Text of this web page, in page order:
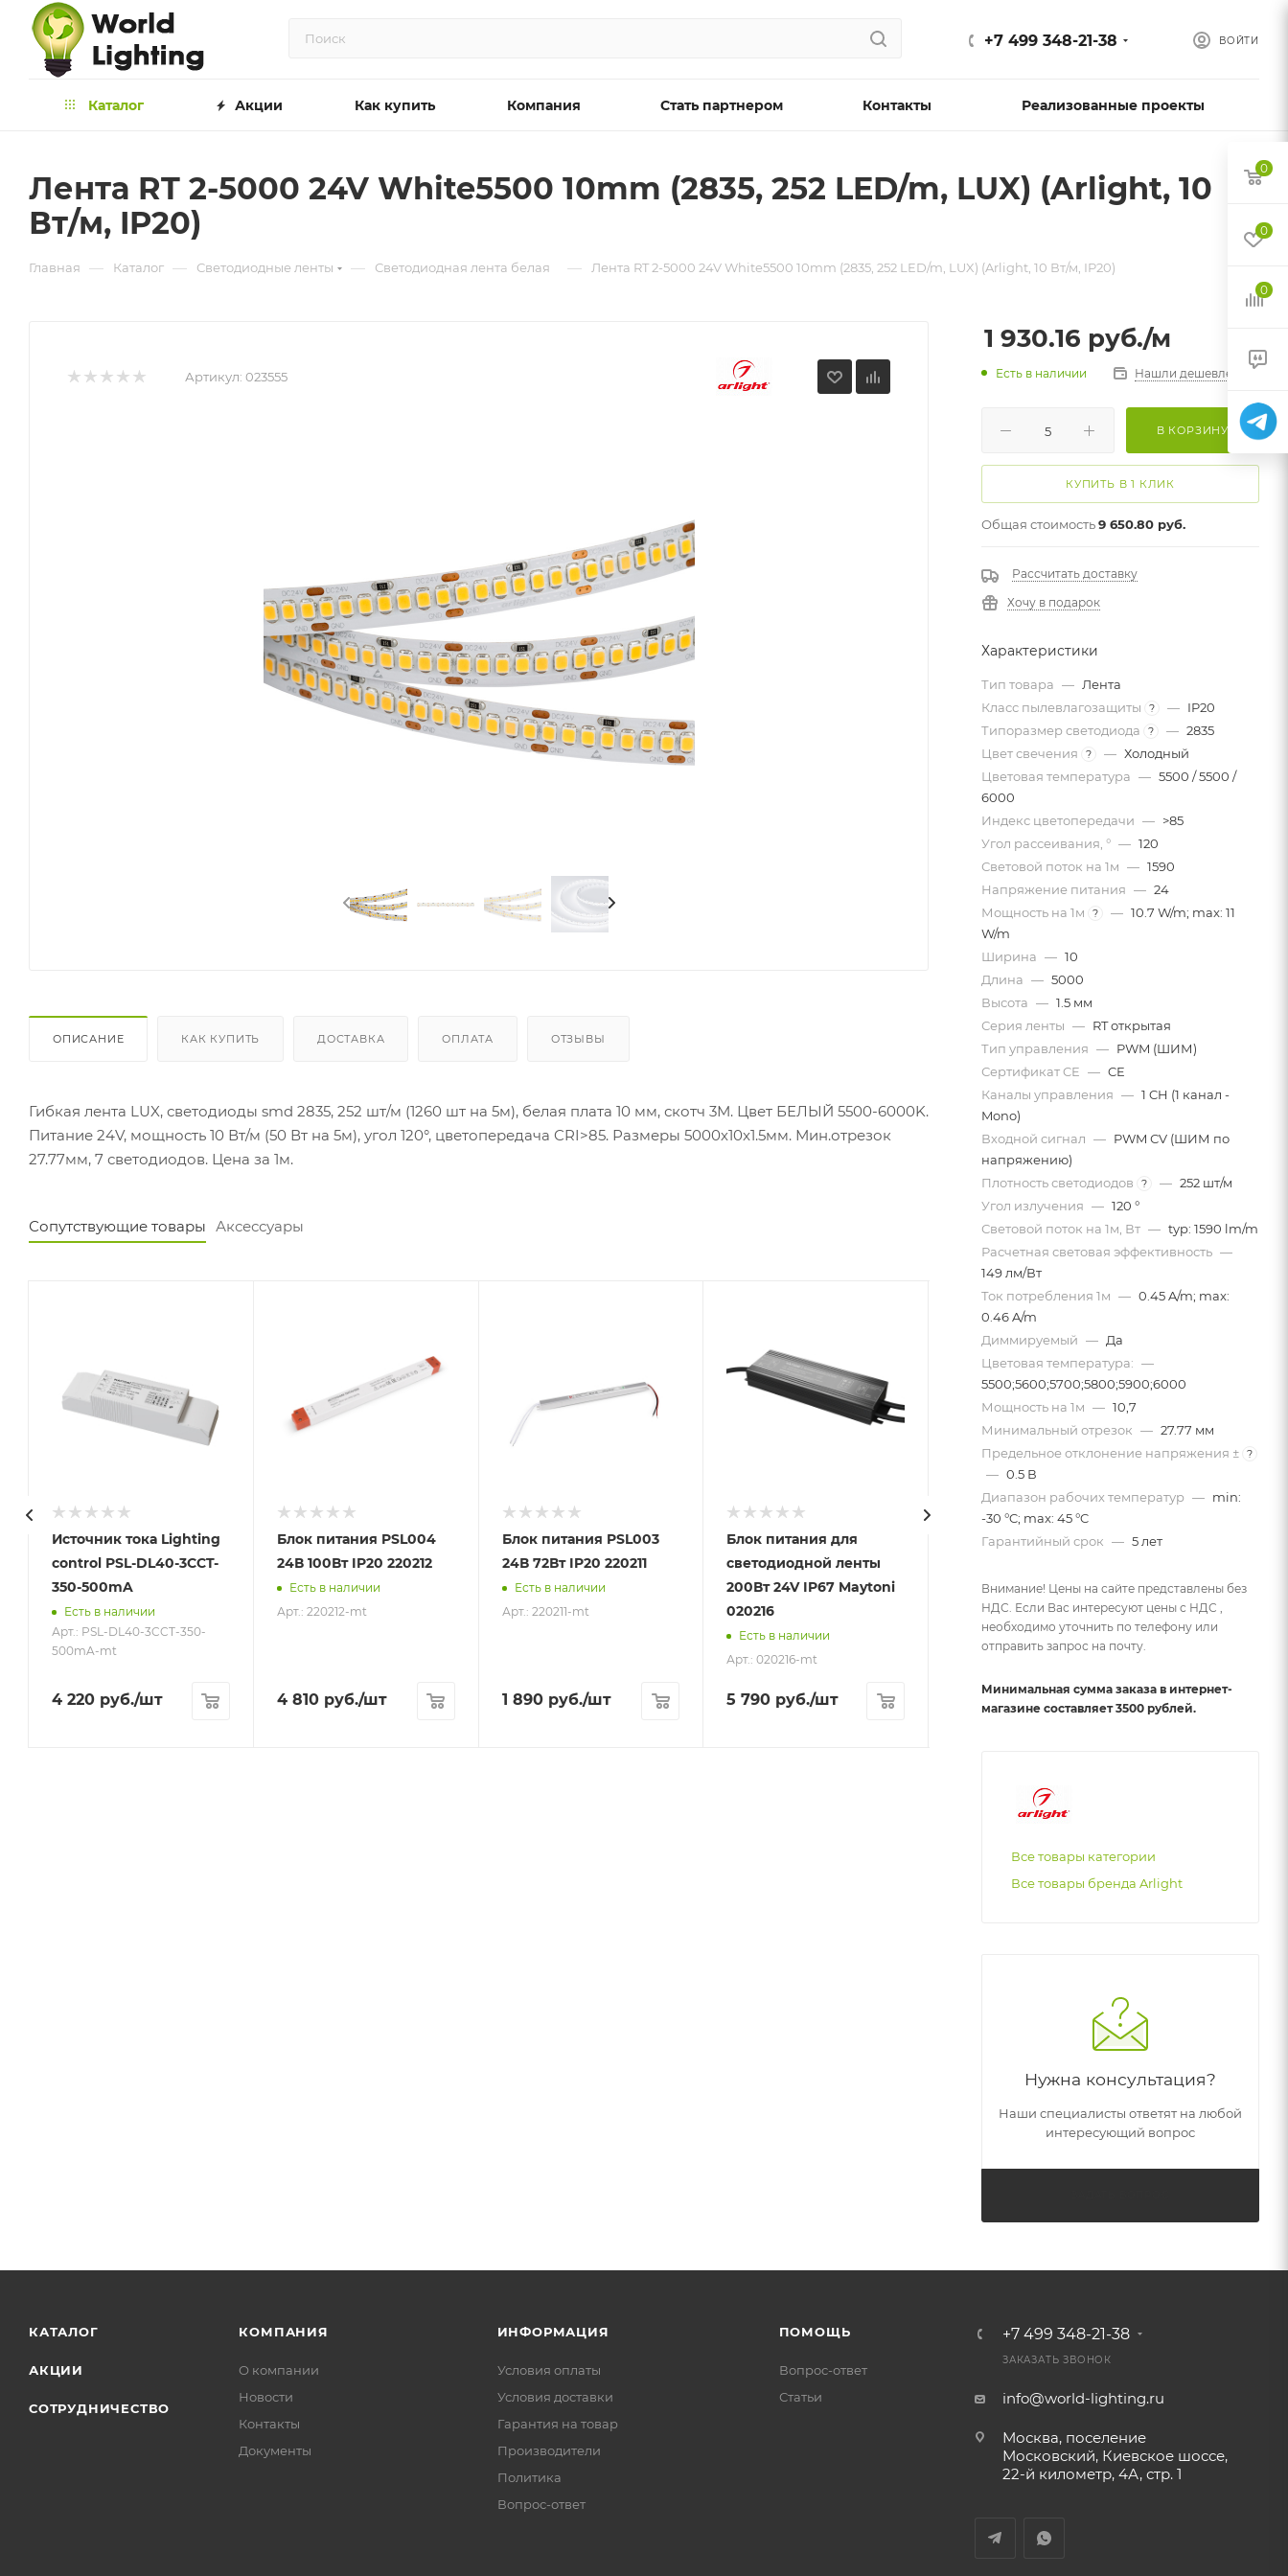
ВОЙТИ
+7 499 348-21-38
Каталог Акции Как купить Компания Стать партнером Контакты Реализованные проекты
Лента RT 2-5000 24V White5500 10mm (2835, 252 LED/m, LUX) (Arlight, 10
Вт/м, IP20)
Главная — Каталог — Светодиодные ленты — Светодиодная лента белая — Лента RT 2-5000 24V White5500 10mm (2835, 252 LED/m, LUX) (Arlight, 10 Вт/м, IP20)
Артикул: 023555
ОПИСАНИЕ КАК КУПИТЬ ДОСТАВКА ОПЛАТА ОТЗЫВЫ
Гибкая лента LUX, светодиоды smd 2835, 252 шт/м (1260 шт на 5м), белая плата 10 мм, скотч 3М. Цвет БЕЛЫЙ 5500-6000K.
Питание 24V, мощность 10 Вт/м (50 Вт на 5м), угол 120°, цветопередача CRI>85. Размеры 5000х10x1.5мм. Мин.отрезок
27.77мм, 7 светодиодов. Цена за 1м.
Сопутствующие товары Аксессуары
Источник тока Lighting
control PSL-DL40-3CCT-
350-500mA
Есть в наличии
Арт.: PSL-DL40-3CCT-350-
500mA-mt
4 220 руб./шт
Блок питания PSL004
24В 100Вт IP20 220212
Есть в наличии
Арт.: 220212-mt
4 810руб./шт
Блок питания PSL003
24В 72Вт IP20 220211
Есть в наличии
Арт.: 220211-mt
1 890руб./шт
Блок питания для
светодиодной ленты
200Вт 24V IP67 Maytoni
020216
Есть в наличии
Арт.: 020216-mt
5 790 руб./шт
Источник тока Lighting
700mA
Есть в наличии
Арт.: PSL-TR40-550-700mA-
1 484руб./шт
700mA
Есть в наличии
Арт.: PSL-DL40-S-
3 710руб.
1 930.16 руб./м
Есть в наличии Нашли дешевле?
В КОРЗИНУ
КУПИТЬ В 1 КЛИК
Общая стоимость9 650.80 руб.
Рассчитать доставку
Хочу в подарок
Характеристики
Тип товара — Лента
Класс пылевлагозащиты
? — IP20
Типоразмер светодиода
? — 2835
Цвет свечения
? — Холодный
Цветовая температура — 5500 / 5500 /
6000
Индекс цветопередачи — >85
Угол рассеивания, ° — 120
Световой поток на 1м — 1590
Напряжение питания — 24
Мощность на 1м
? — 10.7 W/m; max: 11
W/m
Ширина — 10
Длина — 5000
Высота — 1.5 мм
Серия ленты — RT открытая
Тип управления — PWM (ШИМ)
Сертификат CE — CE
Каналы управления — 1 CH (1 канал -
Mono)
Входной сигнал — PWM СV (ШИМ по
напряжению)
Плотность светодиодов
? — 252 шт/м
Угол излучения — 120 °
Световой поток на 1м, Вт — typ: 1590 lm/m
Расчетная световая эффективность —
149 лм/Вт
Ток потребления 1м — 0.45 A/m; max:
0.46 A/m
Диммируeмый — Да
Цветовая температура: —
5500;5600;5700;5800;5900;6000
Мощность на 1м — 10,7
Минимальный отрезок — 27.77 мм
Предельное отклонение напряжения ± ?
— 0.5 В
Диапазон рабочих температур — min:
-30 °C; max: 45 °C
Гарантийный срок — 5 лет
Внимание! Цены на сайте представлены без
НДС. Если Вас интересуют цены с НДС ,
необходимо уточнить по телефону или
отправить запрос на почту.
Минимальная сумма заказа в интернет-
магазине составляет 3500 рублей.
Все товары категории
Все товары бренда Arlight
Нужна консультация?
Наши специалисты ответят на любой
интересующий вопрос
КАТАЛОГ
АКЦИИ
СОТРУДНИЧЕСТВО
КОМПАНИЯ
О компании
Новости
Контакты
Документы
ИНФОРМАЦИЯ
Условия оплаты
Условия доставки
Гарантия на товар
Производители
Политика
Вопрос-ответ
ПОМОЩЬ
Вопрос-ответ
Статьи
+7 499 348-21-38
ЗАКАЗАТЬ ЗВОНОК
info@world-lighting.ru
Москва, поселение
Московский, Киевское шоссе,
22-й километр, 4А, стр. 1
0
0
0